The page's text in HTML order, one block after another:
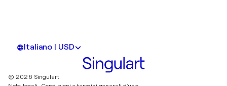
Italiano | USD
© 2026 Singulart